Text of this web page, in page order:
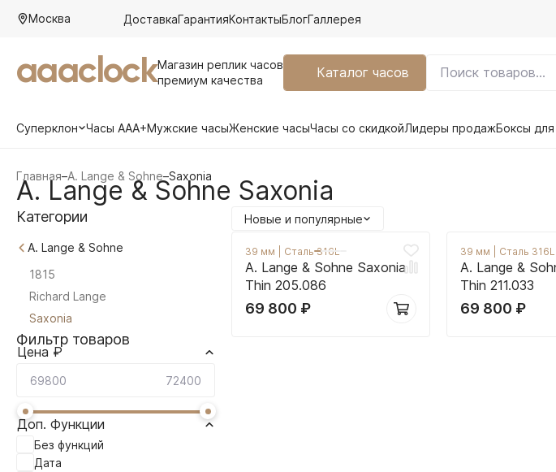
Москва ДоставкаГарантияКонтактыБлогГаллерея
aaaclockМагазин реплик часов
премиум качества
Каталог часов
Суперклон Часы AAA+Мужские часыЖенские часыЧасы со скидкойЛидеры продажБоксы для
Главная–A. Lange & Sohne–Saxonia
A. Lange & Sohne Saxonia
Новые и популярные
39 мм Сталь 316L
A. Lange & Sohne Saxonia
Thin 205.086
69 800 ₽
39 мм Сталь 316L
A. Lange &
Thin 211.033
69 800 ₽
Категории
A. Lange & Sohne
1815
Richard Lange
Saxonia
Фильтр товаров
Цена ₽
Доп. Функции
Без функций
Дата